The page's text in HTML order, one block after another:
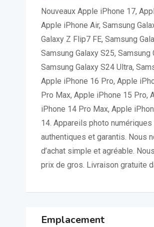
Nouveaux Apple iPhone 17,
Apple iPhone Air, Samsung
Galaxy Z Flip7 FE, Samsung
Samsung Galaxy S25,
Samsung Galaxy S24 Ultra,
Apple iPhone 16 Pro, Apple
Pro Max, Apple iPhone 15 Pro,
iPhone 14 Pro Max, Apple
14. Appareils photo
authentiques et garantis. Nous
d’achat simple et agréable.
prix de gros. Livraison gratuite
Emplacement